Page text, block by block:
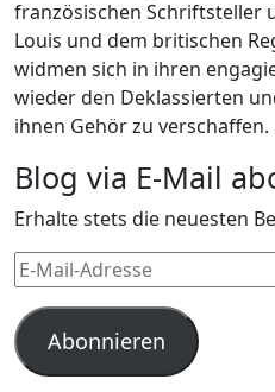
französischen Schriftsteller
Louis und dem britischen
widmen sich in ihren
wieder den Deklassierten
ihnen Gehör zu verschaffen.
Blog via E-Mail
Erhalte stets die neuesten
E-
Mail-
Adresse
Abonnieren